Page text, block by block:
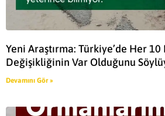
Yeni Araştırma: Türkiye’de Her 10
Değişikliğinin Var Olduğunu
Devamını Gör »